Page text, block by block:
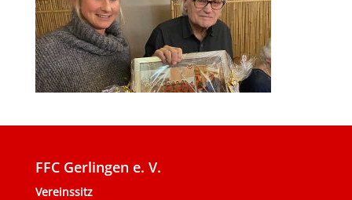
FFC Gerlingen e. V.
Vereinssitz